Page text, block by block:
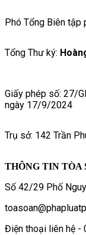
Phó Tổng Biên tập
Tổng Thư ký:
Giấy phép số: 27/
ngày 17/9/2024
Trụ sở: 142 Trần
THÔNG TIN TÒA
Số 42/29 Phố
Điện thoại liên hệ -